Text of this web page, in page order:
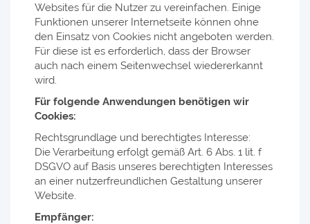
Websites für die Nutzer zu vereinfachen. Einige
Funktionen unserer Internetseite können ohne
den Einsatz von Cookies nicht angeboten werden.
Für diese ist es erforderlich, dass der Browser
auch nach einem Seitenwechsel wiedererkannt
wird.
Für folgende Anwendungen benötigen wir
Cookies:
Rechtsgrundlage und berechtigtes Interesse:
Die Verarbeitung erfolgt gemäß Art. 6 Abs. 1 lit. f
DSGVO auf Basis unseres berechtigten Interesses
an einer nutzerfreundlichen Gestaltung unserer
Website.
Empfänger: